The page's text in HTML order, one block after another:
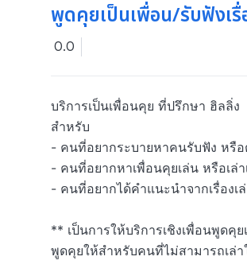
พูดคุยเป็นเพื่อน/รับฟังเรื่
0.0
บริการเป็นเพื่อนคุย ที่ปรึกษา ฮิลลิ่ง
สำหรับ
- คนที่อยากระบายหาคนรับฟัง หรื
- คนที่อยากหาเพื่อนคุยเล่น หรือเล่า
- คนที่อยากได้คำแนะนำจากเรื่อง
** เป็นการให้บริการเชิงเพื่อนพูด
พูดคุยให้สำหรับคนที่ไม่สามารถเล่